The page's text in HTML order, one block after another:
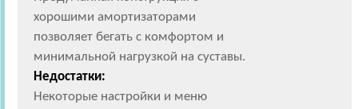
хорошими амортизаторами
позволяет бегать с комфортом и
минимальной нагрузкой на суставы.
Недостатки:
Некоторые настройки и меню